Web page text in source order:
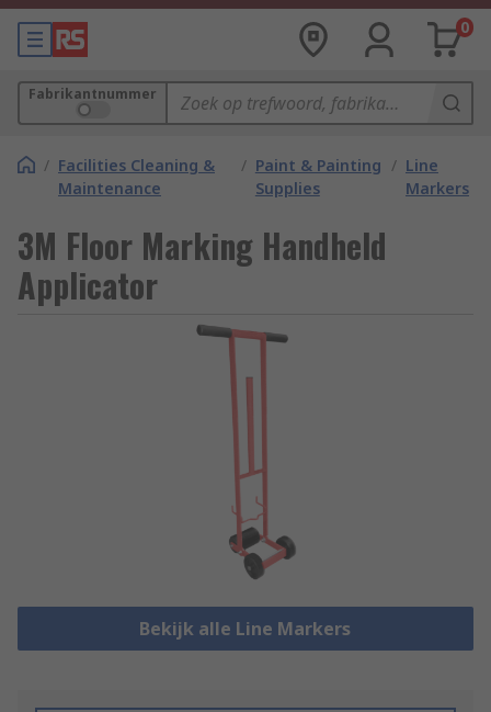
0
Fabrikantnummer
/ Facilities Cleaning &
Maintenance
/ Paint & Painting
Supplies
/ Line
Markers
3M Floor Marking Handheld
Applicator
Bekijk alle Line Markers